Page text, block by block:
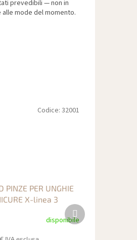
prevedibili — non in
alle mode del momento.
PINZE PER UNGHIE
X-linea 3
disponibile
Codice: 32001
Prodotto
successivo